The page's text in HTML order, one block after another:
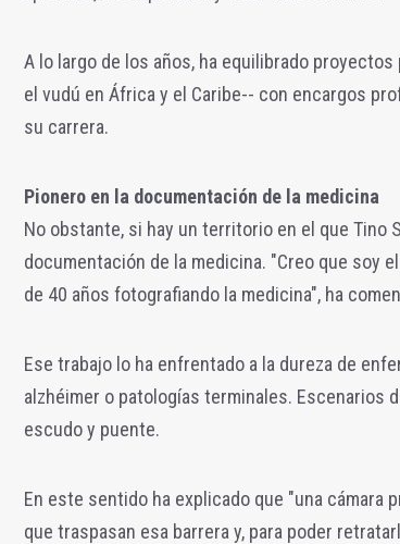
A lo largo de los años, ha equilibrado
el vudú en África y el Caribe-- con encargos
su carrera.
Pionero en la documentación de la medicina
No obstante, si hay un territorio en el que Tino
documentación de la medicina. "Creo que soy
de 40 años fotografiando la medicina", ha
Ese trabajo lo ha enfrentado a la dureza de
alzhéimer o patologías terminales. Escenarios
escudo y puente.
En este sentido ha explicado que "una cámara
que traspasan esa barrera y, para poder